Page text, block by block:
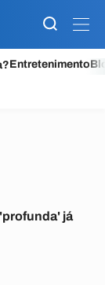
Entretenimento
já